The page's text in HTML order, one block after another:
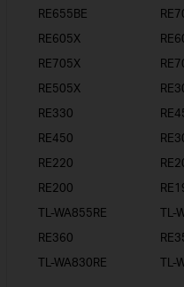
Furnizori Servicii
RE655BE
RE605X
RE705X
RE505X
RE330
RE450
RE220
RE200
TL-WA855RE
TL-
RE360
TL-WA830RE
TL-